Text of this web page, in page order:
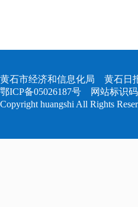
黄石市经济和信息化局 黄石日
鄂ICP备05026187号 网站标识码
Copyright huangshi All Rights